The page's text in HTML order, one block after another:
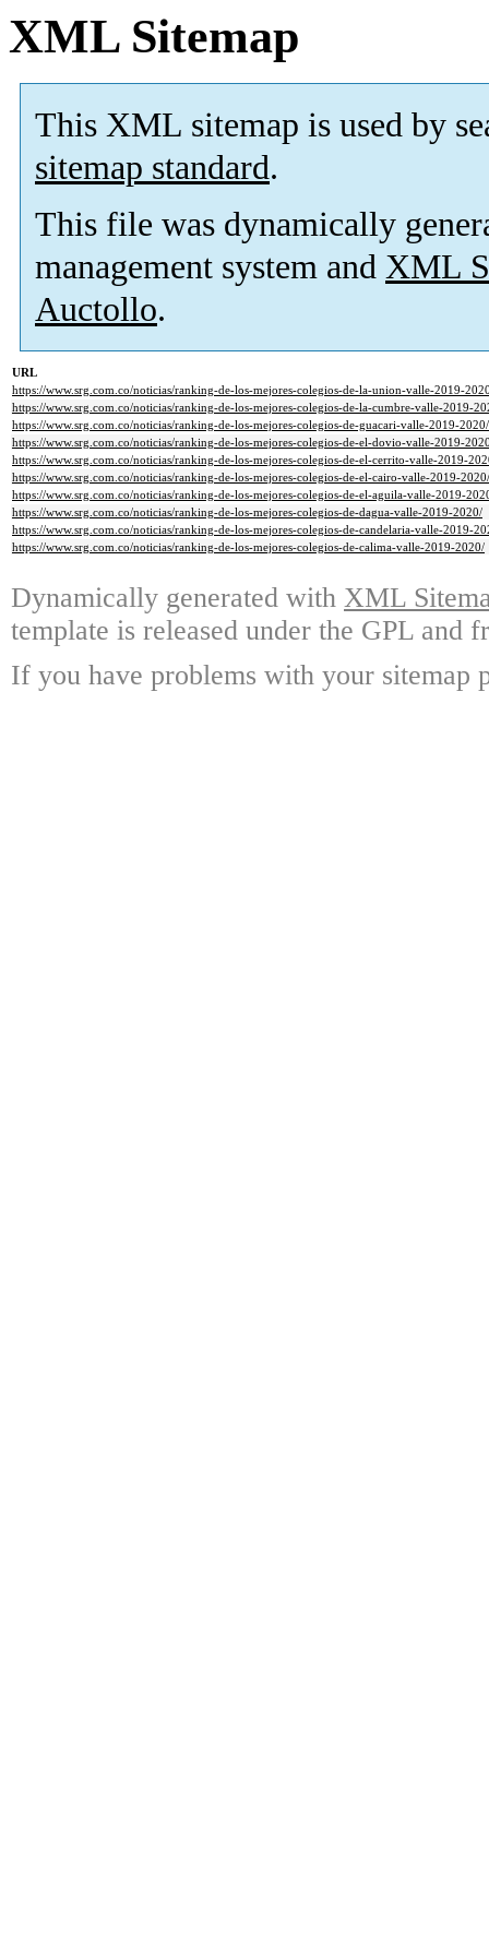
XML Sitemap
This XML sitemap is used by
sitemap standard.
This file was dynamically
management system and XML
Auctollo.
URL
https://www.srg.com.co/noticias/ranking-de-los-mejores-colegios-de-la-union-valle-2019-
https://www.srg.com.co/noticias/ranking-de-los-mejores-colegios-de-la-cumbre-valle-2019-
https://www.srg.com.co/noticias/ranking-de-los-mejores-colegios-de-guacari-valle-2019-2020/
https://www.srg.com.co/noticias/ranking-de-los-mejores-colegios-de-el-dovio-valle-2019-
https://www.srg.com.co/noticias/ranking-de-los-mejores-colegios-de-el-cerrito-valle-2019-
https://www.srg.com.co/noticias/ranking-de-los-mejores-colegios-de-el-cairo-valle-2019-2020/
https://www.srg.com.co/noticias/ranking-de-los-mejores-colegios-de-el-aguila-valle-2019-
https://www.srg.com.co/noticias/ranking-de-los-mejores-colegios-de-dagua-valle-2019-2020/
https://www.srg.com.co/noticias/ranking-de-los-mejores-colegios-de-candelaria-valle-2019-
https://www.srg.com.co/noticias/ranking-de-los-mejores-colegios-de-calima-valle-2019-2020/
Dynamically generated with XML
template is released under the GPL and
If you have problems with your sitemap